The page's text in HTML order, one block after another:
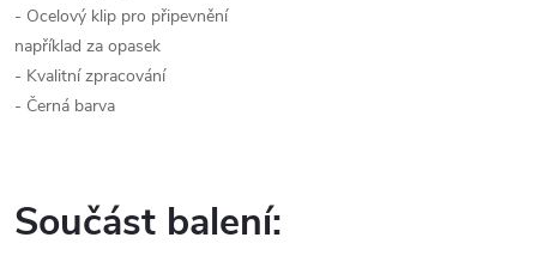
- Ocelový klip pro připevnění
například za opasek
- Kvalitní zpracování
- Černá barva
Součást balení: